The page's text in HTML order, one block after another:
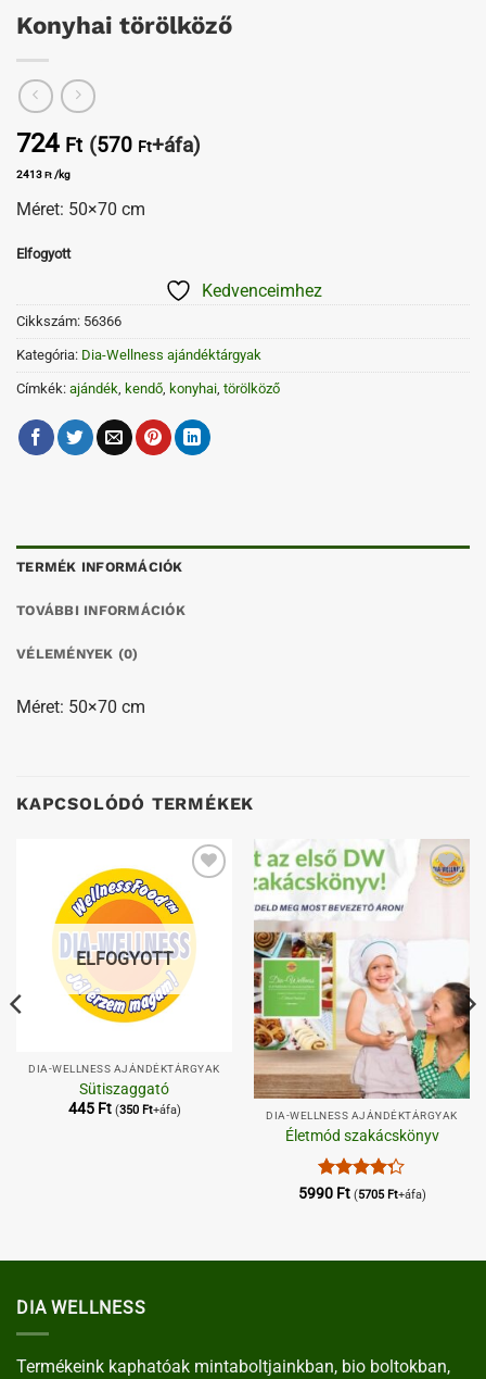
Konyhai törölköző
724 Ft (570 Ft+áfa)
2413 Ft /kg
Méret: 50×70 cm
Elfogyott
Kedvenceimhez
Cikkszám: 56366
Kategória: Dia-Wellness ajándéktárgyak
Címkék: ajándék kendő konyhai törölköző
TERMÉK INFORMÁCIÓK
TOVÁBBI INFORMÁCIÓK
VÉLEMÉNYEK (0)
Méret: 50×70 cm
KAPCSOLÓDÓ TERMÉKEK
Kedvenceimhez
ELFOGYOTT
DIA-WELLNESS AJÁNDÉKTÁRGYAK
Sütiszaggató
445 Ft (350 Ft+áfa)
Kedvenceimhez
DIA-WELLNESS AJÁNDÉKTÁRGYAK
Életmód szakácskönyv
Értékelés:
5990 Ft (5705 Ft+áfa)
DIA WELLNESS
Termékeink kaphatóak mintaboltjainkban, bio boltokban,